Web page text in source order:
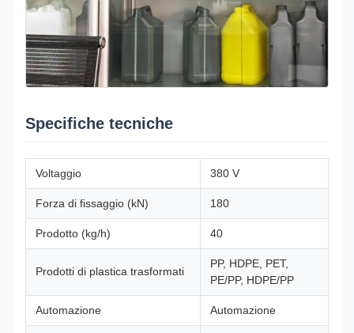
Specifiche tecniche
Voltaggio 380 V
Forza di fissaggio (kN) 180
Prodotto (kg/h) 40
Prodotti di plastica trasformati
PP, HDPE, PET,
PE/PP, HDPE/PP
Automazione Automazione